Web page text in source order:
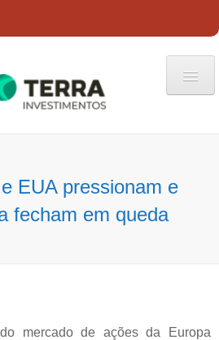
SERVIÇOS
EUA pressionam e
fecham em queda
mercado de ações da Europa